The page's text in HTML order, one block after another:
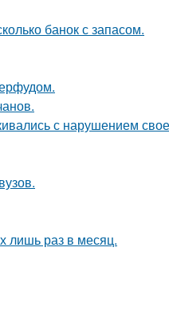
банок с запасом.
с нарушением
лишь раз в месяц.